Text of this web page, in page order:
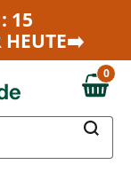
15
HEUTE➡️
0,00 €
0